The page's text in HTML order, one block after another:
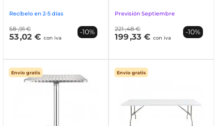
Recíbelo en 2-5 días
58 ,91 €
53,02 € con iva
-10%
Previsión Septiembre
221 ,48 €
199,33 € con iva
-10%
Envío gratis Envío gratis